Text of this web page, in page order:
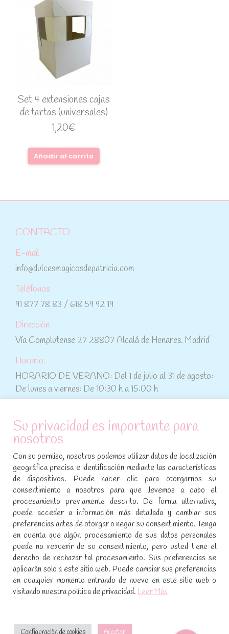
Set 4 extensiones cajas
de tartas (universales)
1,20€
Añadir al carrito
CONTACTO
E-mail
info@dulcesmagicosdepatricia.com
Teléfonos
91 877 78 83 / 618 59 92 19
Dirección
Vía Complutense 27 28807 Alcalá de Henares. Madrid
Horario:
HORARIO DE VERANO: Del 1 de julio al 31 de agosto:
De lunes a viernes: De 10:30 h a 15:00 h
ATENCIÓN AL CLIENTE
Condiciones de compra
Aviso legal y política de privacidad
Política de cookies
SÍGUENOS EN REDES SOCIALES
Encuéntranos en:
Facebook
page
opens
in
new
YouTube
page
opens
in
new
Instagram
page
opens
in
new
No te pierdas las promociones y novedades, suscríbete a
nuestra newsletter:
Su privacidad es importante para
nosotros
Con su permiso, nosotros podemos utilizar datos de localización
geográfica precisa e identificación mediante las características
de dispositivos. Puede hacer clic para otorgarnos su
consentimiento a nosotros para que llevemos a cabo el
procesamiento previamente descrito. De forma alternativa,
puede acceder a información más detallada y cambiar sus
preferencias antes de otorgar o negar su consentimiento. Tenga
en cuenta que algún procesamiento de sus datos personales
puede no requerir de su consentimiento, pero usted tiene el
derecho de rechazar tal procesamiento. Sus preferencias se
aplicarán solo a este sitio web. Puede cambiar sus preferencias
en cualquier momento entrando de nuevo en este sitio web o
visitando nuestra política de privacidad. Leer Más
Configuración de cookies Aceptar